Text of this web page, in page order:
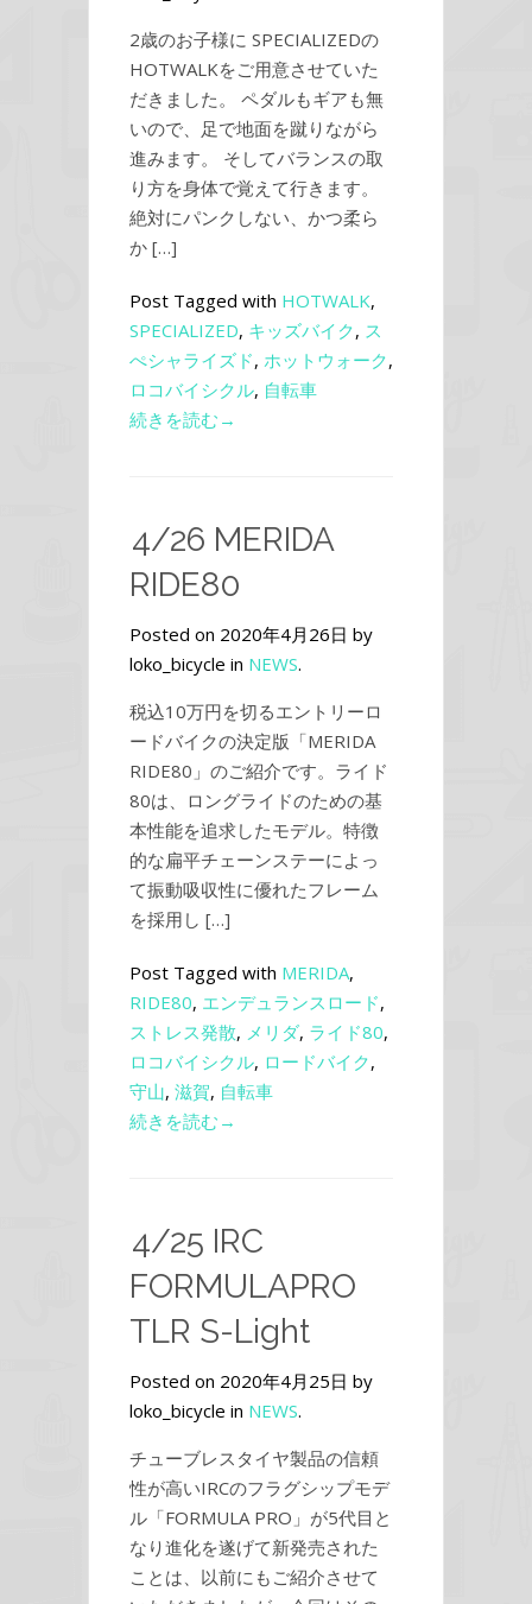
2歳のお子様に SPECIALIZEDの
HOTWALKをご用意させていた
だきました。 ペダルもギアも無
いので、足で地面を蹴りながら
進みます。 そしてバランスの取
り方を身体で覚えて行きます。
絶対にパンクしない、かつ柔ら
か […]
Post Tagged with HOTWALK,
SPECIALIZED, キッズバイク, ス
ぺシャライズド, ホットウォーク,
ロコバイシクル, 自転車
続きを読む→
4/26 MERIDA
RIDE80
Posted on 2020年4月26日 by
loko_bicycle in NEWS.
税込10万円を切るエントリーロ
ードバイクの決定版「MERIDA
RIDE80」のご紹介です。ライド
80は、ロングライドのための基
本性能を追求したモデル。特徴
的な扁平チェーンステーによっ
て振動吸収性に優れたフレーム
を採用し […]
Post Tagged with MERIDA,
RIDE80, エンデュランスロード,
ストレス発散, メリダ, ライド80,
ロコバイシクル, ロードバイク,
守山, 滋賀, 自転車
続きを読む→
4/25 IRC
FORMULAPRO
TLR S-Light
Posted on 2020年4月25日 by
loko_bicycle in NEWS.
チューブレスタイヤ製品の信頼
性が高いIRCのフラグシップモデ
ル「FORMULA PRO」が5代目と
なり進化を遂げて新発売された
ことは、以前にもご紹介させて